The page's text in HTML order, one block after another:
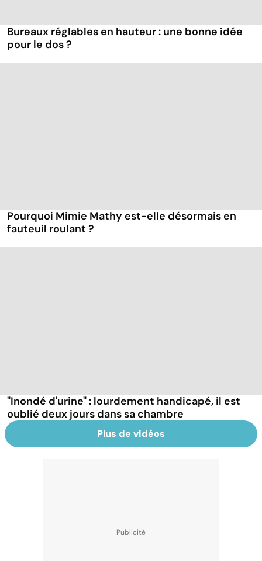
Bureaux réglables en hauteur : une bonne idée
pour le dos ?
Pourquoi Mimie Mathy est-elle désormais en
fauteuil roulant ?
"Inondé d'urine" : lourdement handicapé, il est
oublié deux jours dans sa chambre
Plus de vidéos